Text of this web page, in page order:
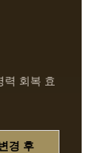
력 회복 효
경 후